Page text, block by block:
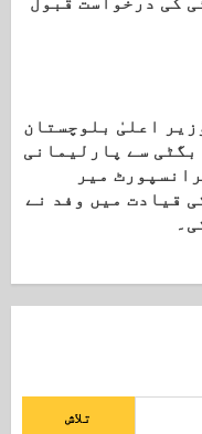
اعلیٰ بلوچستان
بگٹی سے پارلیمانی
میر
قیادت میں وفد نے
تلاش